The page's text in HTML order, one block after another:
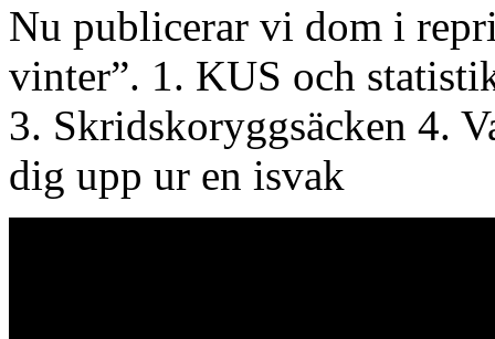
Nu publicerar vi dom i
vinter”. 1. KUS och
3. Skridskoryggsäcken 4.
dig upp ur en isvak